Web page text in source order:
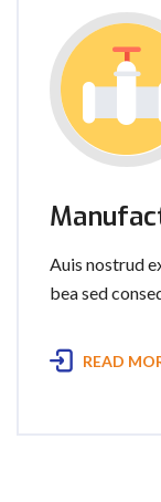
Auis nostrud
bea sed
READ